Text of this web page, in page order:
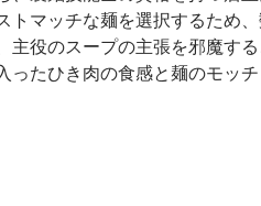
トマッチな麺を選択するため
主役のスープの主張を邪魔す
ったひき肉の食感と麺のモッ